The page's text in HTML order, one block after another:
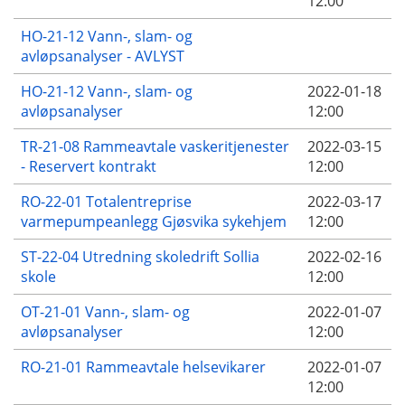
HO-21-12 Vann-, slam- og
avløpsanalyser - AVLYST
HO-21-12 Vann-, slam- og
avløpsanalyser
2022-01-18
12:00
TR-21-08 Rammeavtale vaskeritjenester
- Reservert kontrakt
2022-03-15
12:00
RO-22-01 Totalentreprise
varmepumpeanlegg Gjøsvika sykehjem
2022-03-17
12:00
ST-22-04 Utredning skoledrift Sollia
skole
2022-02-16
12:00
OT-21-01 Vann-, slam- og
avløpsanalyser
2022-01-07
12:00
RO-21-01 Rammeavtale helsevikarer
2022-01-07
12:00